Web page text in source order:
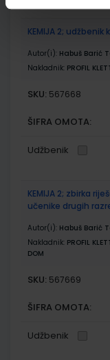
KEMIJA 2;
Autor(i): Habuš Barić
Nakladnik: PROFIL
SKU: 567668
ŠIFRA OMOTA:
Udžbenik
KEMIJA 2; zbirka
učenike drugih
Autor(i): Habuš Barić
Nakladnik: PROFIL
DOM
SKU: 567669
ŠIFRA OMOTA:
Udžbenik